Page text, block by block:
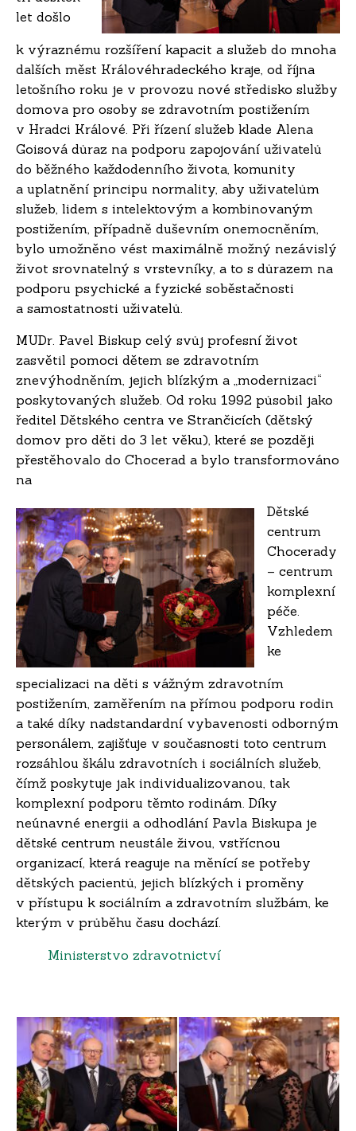
let došlo
k výraznému rozšíření kapacit a služeb do mnoha
dalších měst Královéhradeckého kraje, od října
letošního roku je v provozu nové středisko služby
domova pro osoby se zdravotním postižením
v Hradci Králové. Při řízení služeb klade Alena
Goisová důraz na podporu zapojování uživatelů
do běžného každodenního života, komunity
a uplatnění principu normality, aby uživatelům
služeb, lidem s intelektovým a kombinovaným
postižením, případně duševním onemocněním,
bylo umožněno vést maximálně možný nezávislý
život srovnatelný s vrstevníky, a to s důrazem na
podporu psychické a fyzické soběstačnosti
a samostatnosti uživatelů.
MUDr. Pavel Biskup celý svůj profesní život
zasvětil pomoci dětem se zdravotním
znevýhodněním, jejich blízkým a „modernizaci“
poskytovaných služeb. Od roku 1992 působil jako
ředitel Dětského centra ve Strančicích (dětský
domov pro děti do 3 let věku), které se později
přestěhovalo do Chocerad a bylo transformováno
na
Dětské
centrum
Chocerady
– centrum
komplexní
péče.
Vzhledem
ke
specializaci na děti s vážným zdravotním
postižením, zaměřením na přímou podporu rodin
a také díky nadstandardní vybavenosti odborným
personálem, zajišťuje v současnosti toto centrum
rozsáhlou škálu zdravotních i sociálních služeb,
čímž poskytuje jak individualizovanou, tak
komplexní podporu těmto rodinám. Díky
neúnavné energii a odhodlání Pavla Biskupa je
dětské centrum neustále živou, vstřícnou
organizací, která reaguje na měnící se potřeby
dětských pacientů, jejich blízkých i proměny
v přístupu k sociálním a zdravotním službám, ke
kterým v průběhu času dochází.
Ministerstvo zdravotnictví